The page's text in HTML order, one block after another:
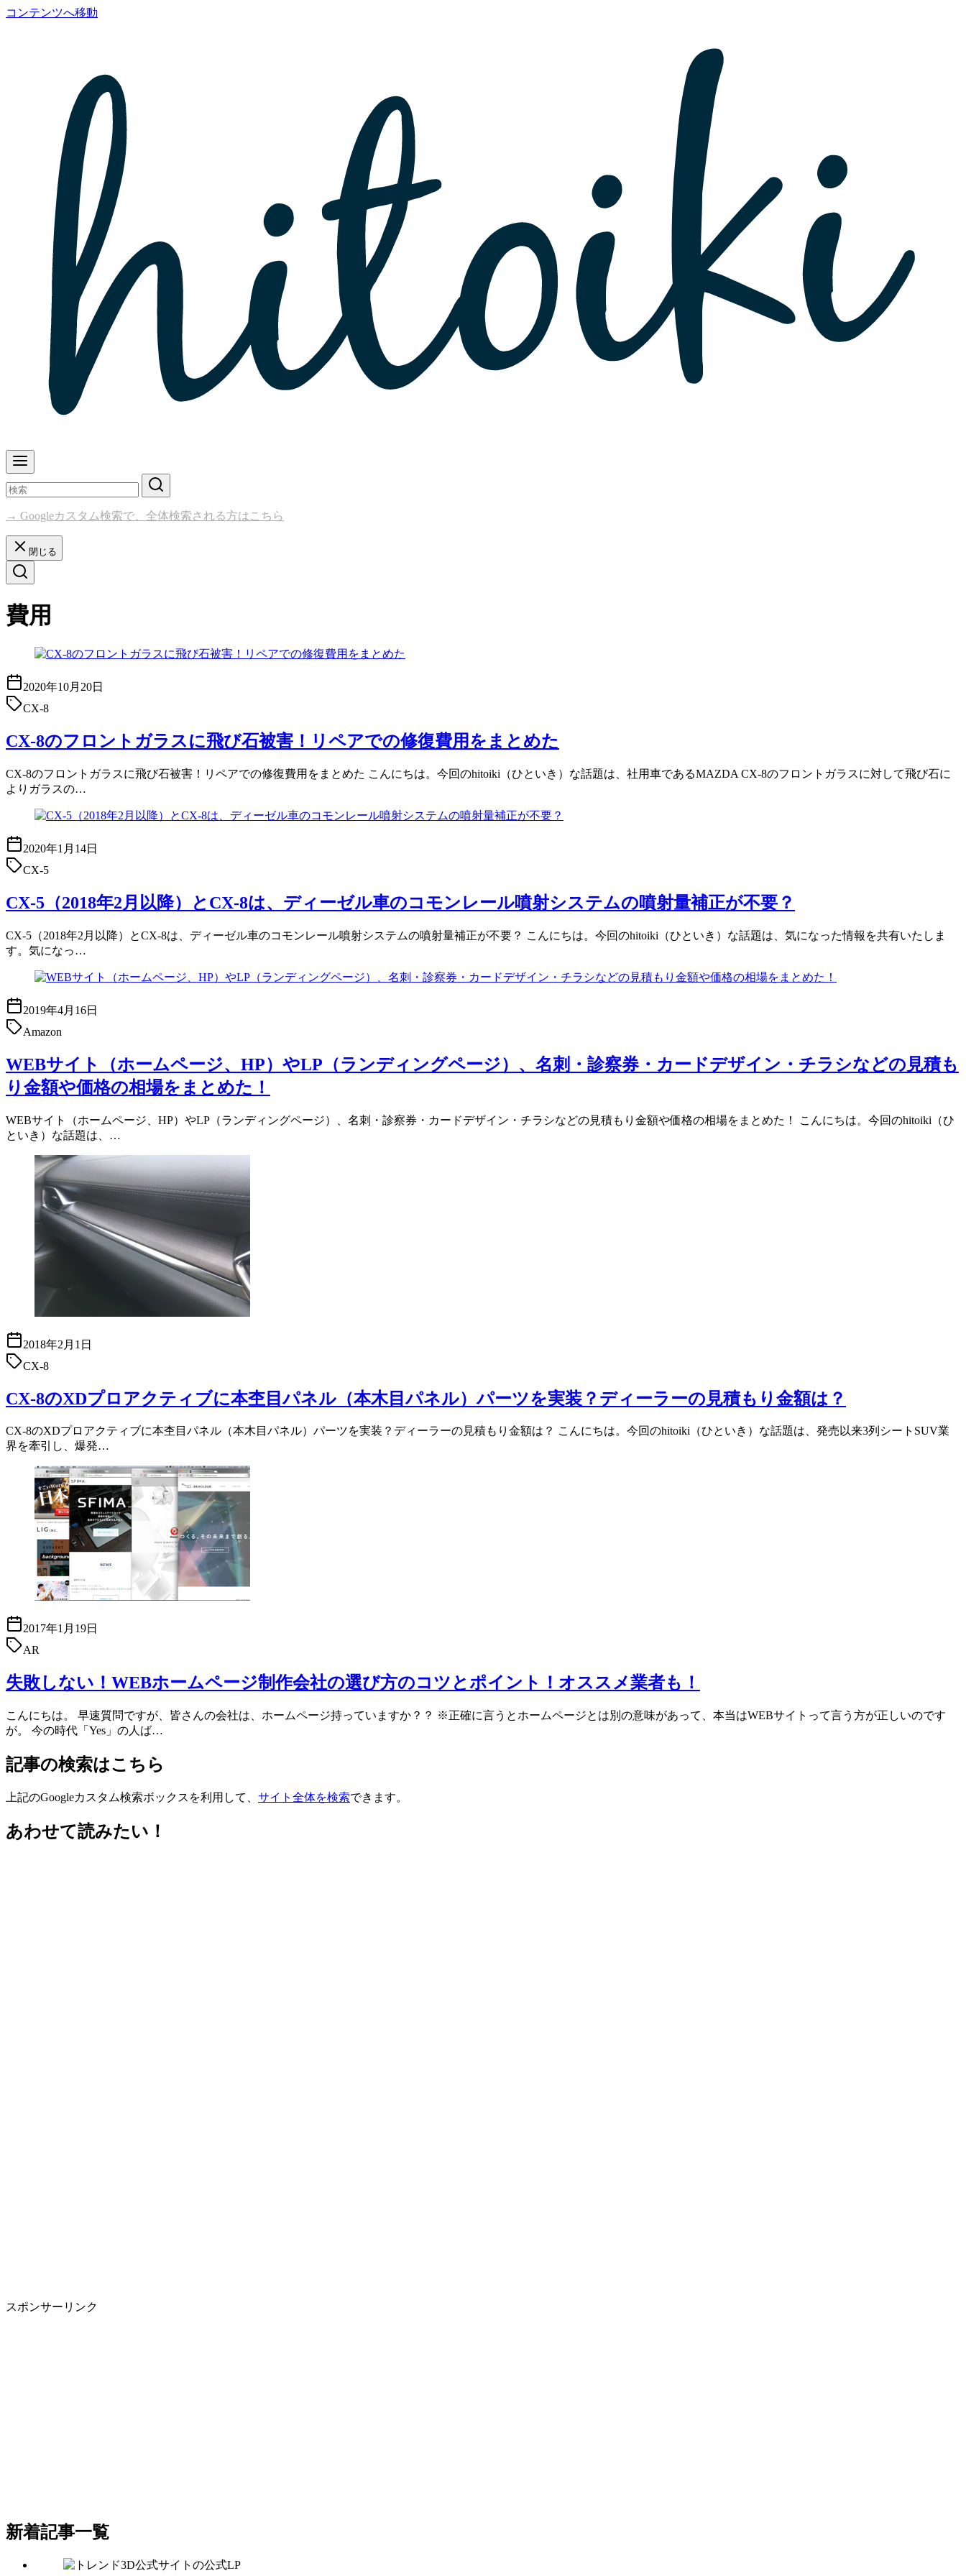
コンテンツへ移動
→ Googleカスタム検索で、全体検索される方はこちら
閉じる
費用
2020年10月20日
CX-8
CX-8のフロントガラスに飛び石被害！リペアでの修復費用をまとめた
CX-8のフロントガラスに飛び石被害！リペアでの修復費用をまとめた こんにちは。今回のhitoiki（ひといき）な話題は、社用車であるMAZDA CX-8のフロントガラスに対して飛び石に
よりガラスの…
2020年1月14日
CX-5
CX-5（2018年2月以降）とCX-8は、ディーゼル車のコモンレール噴射システムの噴射量補正が不要？
CX-5（2018年2月以降）とCX-8は、ディーゼル車のコモンレール噴射システムの噴射量補正が不要？ こんにちは。今回のhitoiki（ひといき）な話題は、気になった情報を共有いたしま
す。気になっ…
2019年4月16日
Amazon
WEBサイト（ホームページ、HP）やLP（ランディングページ）、名刺・診察券・カードデザイン・チラシなどの見積も
り金額や価格の相場をまとめた！
WEBサイト（ホームページ、HP）やLP（ランディングページ）、名刺・診察券・カードデザイン・チラシなどの見積もり金額や価格の相場をまとめた！ こんにちは。今回のhitoiki（ひ
といき）な話題は、…
2018年2月1日
CX-8
CX-8のXDプロアクティブに本杢目パネル（本木目パネル）パーツを実装？ディーラーの見積もり金額は？
CX-8のXDプロアクティブに本杢目パネル（本木目パネル）パーツを実装？ディーラーの見積もり金額は？ こんにちは。今回のhitoiki（ひといき）な話題は、発売以来3列シートSUV業
界を牽引し、爆発…
2017年1月19日
AR
失敗しない！WEBホームページ制作会社の選び方のコツとポイント！オススメ業者も！
こんにちは。 早速質問ですが、皆さんの会社は、ホームページ持っていますか？？ ※正確に言うとホームページとは別の意味があって、本当はWEBサイトって言う方が正しいのです
が。 今の時代「Yes」の人ば…
記事の検索はこちら
上記のGoogleカスタム検索ボックスを利用して、 サイト全体を検索できます。
あわせて読みたい！
スポンサーリンク
新着記事一覧